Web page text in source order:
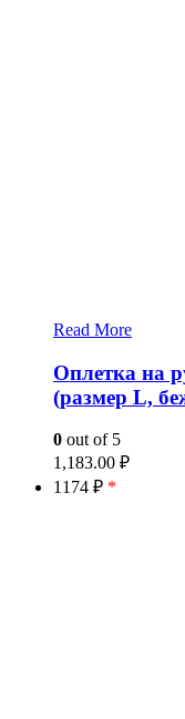
Read More
Оплетка на
(размер L,
0 out of 5
1,183.00 ₽
1174 ₽ *